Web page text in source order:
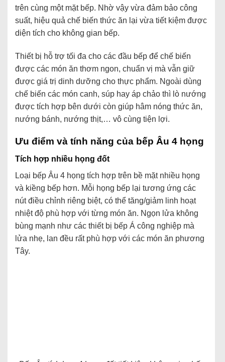
trên cùng một mặt bếp. Nhờ vậy vừa đảm bảo công
suất, hiệu quả chế biến thức ăn lại vừa tiết kiệm được
diện tích cho không gian bếp.
Thiết bị hỗ trợ tối đa cho các đầu bếp để chế biến
được các món ăn thơm ngon, chuẩn vị mà vẫn giữ
được giá trị dinh dưỡng cho thực phẩm. Ngoài dùng
chế biến các món canh, súp hay áp chảo thì lò nướng
được tích hợp bên dưới còn giúp hâm nóng thức ăn,
nướng bánh, nướng thịt,… vô cùng tiện lợi.
Ưu điểm và tính năng của bếp Âu 4 họng
Tích hợp nhiều họng đốt
Loại bếp Âu 4 họng tích hợp trên bề mặt nhiều họng
và kiềng bếp hơn. Mỗi họng bếp lại tương ứng các
nút điều chỉnh riêng biệt, có thể tăng/giảm linh hoạt
nhiệt độ phù hợp với từng món ăn. Ngọn lửa không
bùng mạnh như các thiết bị bếp Á công nghiệp mà
lửa nhẹ, lan đều rất phù hợp với các món ăn phương
Tây.